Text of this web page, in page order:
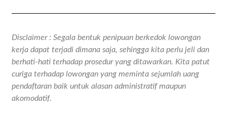
Disclaimer : Segala bentuk penipuan berkedok lowongan
kerja dapat terjadi dimana saja, sehingga kita perlu jeli dan
berhati-hati terhadap prosedur yang ditawarkan. Kita patut
curiga terhadap lowongan yang meminta sejumlah uang
pendaftaran baik untuk alasan administratif maupun
akomodatif.